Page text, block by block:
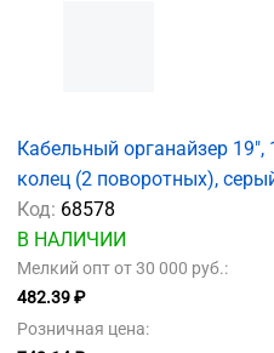
Кабельный органайзер 19",
колец (2 поворотных),
Код: 68578
В НАЛИЧИИ
Мелкий опт от 30 000 руб.:
482.39 ₽
Розничная цена: